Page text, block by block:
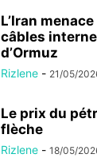
L’Iran
câbles
d’Ormuz
Rizlene - 21/05/
Le prix du
flèche
Rizlene - 18/05/